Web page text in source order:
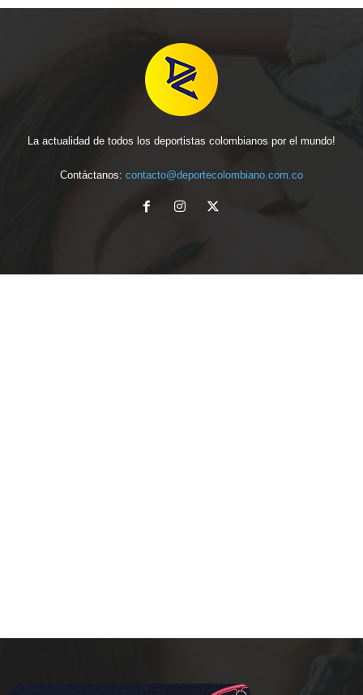
La actualidad de todos los deportistas colombianos por el mundo!
Contáctanos: contacto@deportecolombiano.com.co